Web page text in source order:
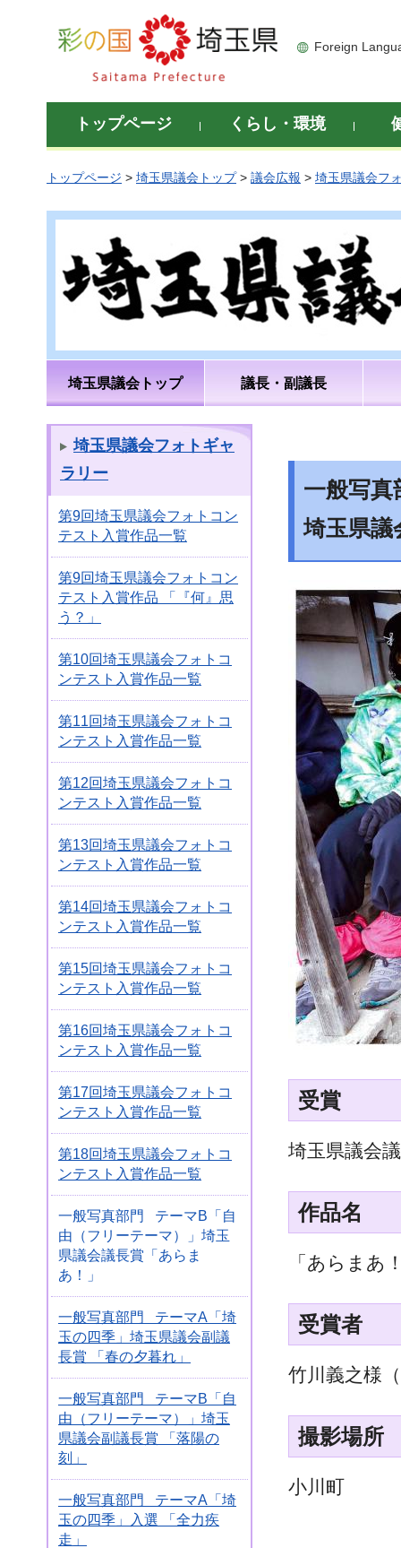
彩の国 埼玉県
Foreign
トップページ くらし・環境
トップページ > 埼玉県議会トップ> 議会広報 > 埼玉県議会フ
埼玉県議会トップ 議長・副議長
埼玉県議会フォトギャ
ラリー
第9回埼玉県議会フォトコン
テスト入賞作品一覧
第9回埼玉県議会フォトコン
テスト入賞作品 「『何』思
う？」
第10回埼玉県議会フォトコ
ンテスト入賞作品一覧
第11回埼玉県議会フォトコ
ンテスト入賞作品一覧
第12回埼玉県議会フォトコ
ンテスト入賞作品一覧
第13回埼玉県議会フォトコ
ンテスト入賞作品一覧
第14回埼玉県議会フォトコ
ンテスト入賞作品一覧
第15回埼玉県議会フォトコ
ンテスト入賞作品一覧
第16回埼玉県議会フォトコ
ンテスト入賞作品一覧
第17回埼玉県議会フォトコ
ンテスト入賞作品一覧
第18回埼玉県議会フォトコ
ンテスト入賞作品一覧
一般写真部門 テーマB「自
由（フリーテーマ）」埼玉
県議会議長賞「あらま
あ！」
一般写真部門 テーマA「埼
玉の四季」埼玉県議会副議
長賞 「春の夕暮れ」
一般写真部門 テーマB「自
由（フリーテーマ）」埼玉
県議会副議長賞 「落陽の
刻」
一般写真部門 テーマA「埼
玉の四季」入選 「全力疾
走」
一般写
埼玉県議
受賞
埼玉県議会
作品名
「あらまあ
受賞者
竹川義之様
撮影場所
小川町